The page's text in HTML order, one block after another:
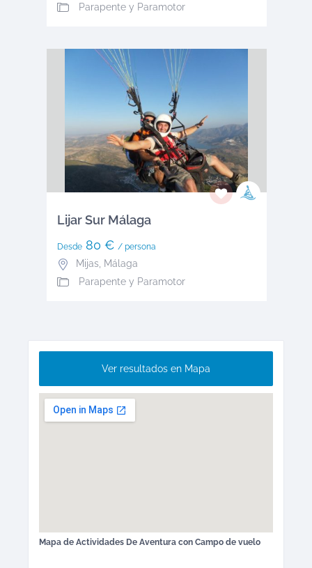
Parapente y Paramotor
Lijar Sur Málaga
Desde80 € / persona
Mijas, Málaga
Parapente y Paramotor
Ver resultados en Mapa
Mapa de Actividades De Aventura con Campo de vuelo